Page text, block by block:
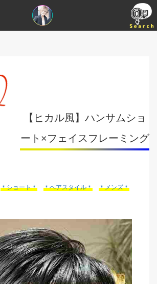
【ヒカル風】ハンサムショ
ート×フェイスフレーミング
＊ショート＊ ＊ヘアスタイル＊ ＊メンズ＊